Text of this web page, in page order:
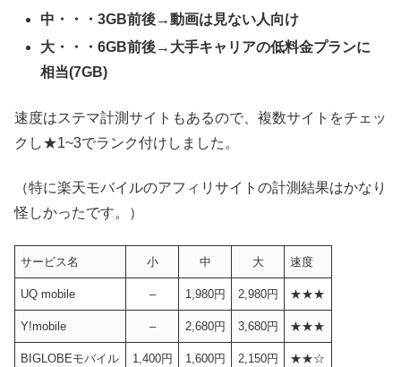
中・・・3GB前後→動画は見ない人向け
大・・・6GB前後→大手キャリアの低料金プランに
相当(7GB)
速度はステマ計測サイトもあるので、複数サイトをチェッ
クし★1~3でランク付けしました。
（特に楽天モバイルのアフィリサイトの計測結果はかなり
怪しかったです。）
サービス名 小 中 大 速度
UQ mobile – 1,980円 2,980円 ★★★
Y!mobile – 2,680円 3,680円 ★★★
BIGLOBEモバイル 1,400円 1,600円 2,150円 ★★☆